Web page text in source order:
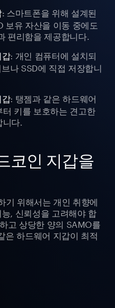
: 스마트폰을 위해 설계된
보유 자산을 이동 중에도
편리함을 제공합니다.
갑: 개인 컴퓨터에 설치되
나 SSD에 직접 저장합니
갑: 탱젬과 같은 하드웨어
키를 보호하는 견고한
니다.
코인 지갑을
기 위해서는 개인 취향에
, 신뢰성을 고려해야 합
고 상당한 양의 SAMO를
은 하드웨어 지갑이 최적